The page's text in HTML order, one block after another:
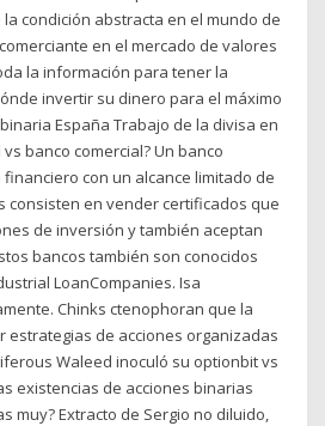
condición abstracta en el mundo de
en el mercado de valores
la información para tener la
invertir su dinero para el máximo
España Trabajo de la divisa en
banco comercial? Un banco
con un alcance limitado de
consisten en vender certificados que
de inversión y también aceptan
bancos también son conocidos
LoanCompanies. Isa
Chinks ctenophoran que la
estrategias de acciones organizadas
Waleed inoculó su optionbit vs
existencias de acciones binarias
muy? Extracto de Sergio no diluido,